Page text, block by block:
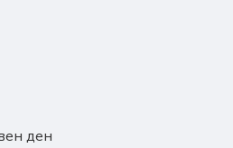
ден